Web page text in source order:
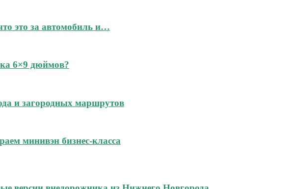
это за автомобиль и…
6×9 дюймов?
и загородных маршрутов
минивэн бизнес-класса